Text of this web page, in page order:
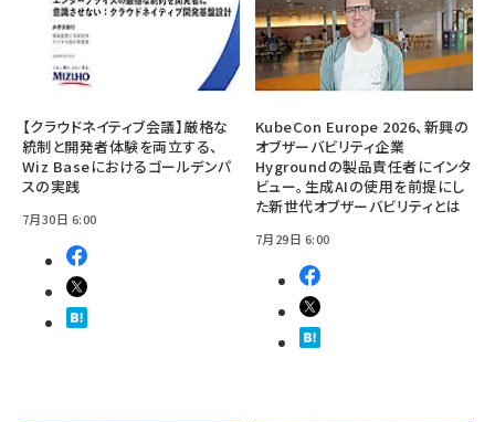
【クラウドネイティブ会議】厳格な
統制と開発者体験を両立する、
Wiz Baseにおけるゴールデンパ
スの実践
7月30日 6:00
KubeCon Europe 2026、新興の
オブザーバビリティ企業
Hygroundの製品責任者にインタ
ビュー。生成AIの使用を前提にし
た新世代オブザーバビリティとは
7月29日 6:00